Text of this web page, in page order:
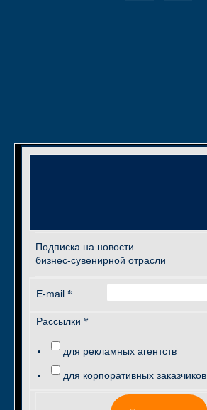
Подписка на новости
бизнес-сувенирной отрасли
E-mail *
Рассылки *
для рекламных агентств
для корпоративных заказчиков